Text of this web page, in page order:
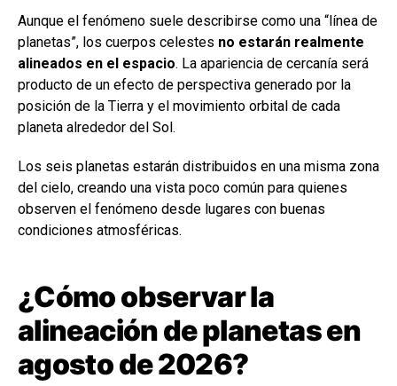
Aunque el fenómeno suele describirse como una “línea de
planetas”, los cuerpos celestes no estarán realmente
alineados en el espacio. La apariencia de cercanía será
producto de un efecto de perspectiva generado por la
posición de la Tierra y el movimiento orbital de cada
planeta alrededor del Sol.
Los seis planetas estarán distribuidos en una misma zona
del cielo, creando una vista poco común para quienes
observen el fenómeno desde lugares con buenas
condiciones atmosféricas.
¿Cómo observar la
alineación de planetas en
agosto de 2026?